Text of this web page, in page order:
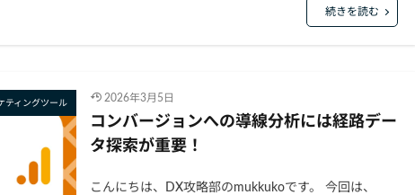
続きを読む
ティングツール 2026年3月5日
コンバージョンへの導線分析には経路デー
タ探索が重要！
こんにちは、DX攻略部のmukkukoです。 今回は、